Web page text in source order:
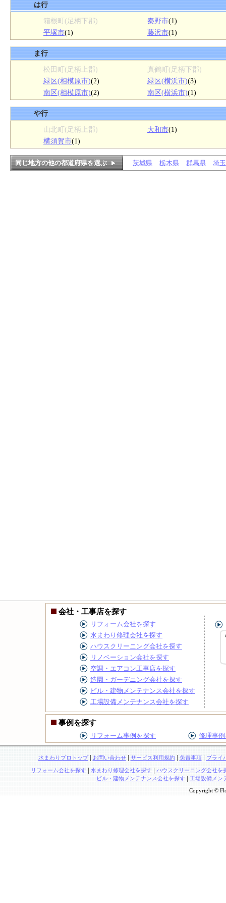
は行
箱根町(足柄下郡)
秦野市(1)
平塚市(1) 藤沢市(1)
ま行
松田町(足柄上郡)
真鶴町(足柄下郡)
緑区(相模原市)(2) 緑区(横浜市)(3)
南区(相模原市)(2) 南区(横浜市)(1)
や行
山北町(足柄上郡)
大和市(1)
横須賀市(1)
同じ地方の他の都道府県を選ぶ 茨城県 栃木県 群馬県 埼
会社・工事店を探す
リフォーム会社を探す
水まわり修理会社を探す
ハウスクリーニング会社を探す
リノベーション会社を探す
空調・エアコン工事店を探す
造園・ガーデニング会社を探す
ビル・建物メンテナンス会社を探す
工場設備メンテナンス会社を探す
事例を探す
リフォーム事例を探す 修理事
水まわりプロトップ| お問い合わせ| サービス利用規約| 免責事項| プライ
リフォーム会社を探す | 水まわり修理会社を探す | ハウスクリーニング会社を
ビル・建物メンテナンス会社を探す| 工場設備メン
Copyright ©